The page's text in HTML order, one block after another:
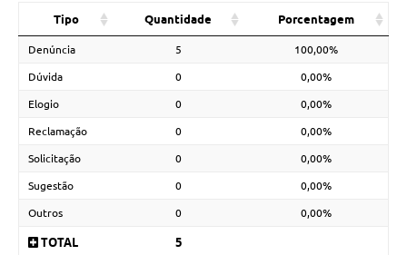
Tipo Quantidade Porcentagem
Denúncia 5 100,00%
Dúvida 0 0,00%
Elogio 0 0,00%
Reclamação 0 0,00%
Solicitação 0 0,00%
Sugestão 0 0,00%
Outros 0 0,00%
TOTAL 5